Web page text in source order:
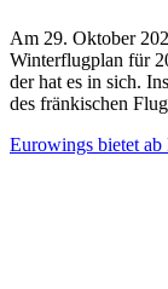
Am 29. Oktober
Winterflugplan für
der hat es in sich.
des fränkischen
Eurowings bietet